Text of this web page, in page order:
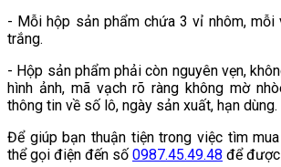
- Mỗi hộp sản phẩm chứa 3 vỉ nhôm, mỗi
trắng.
- Hộp sản phẩm phải còn nguyên vẹn,
hình ảnh, mã vạch rõ ràng không mờ
thông tin về số lô, ngày sản xuất, hạn dùng.
Để giúp bạn thuận tiện trong việc tìm
thể gọi điện đến số 0987.45.49.48 để